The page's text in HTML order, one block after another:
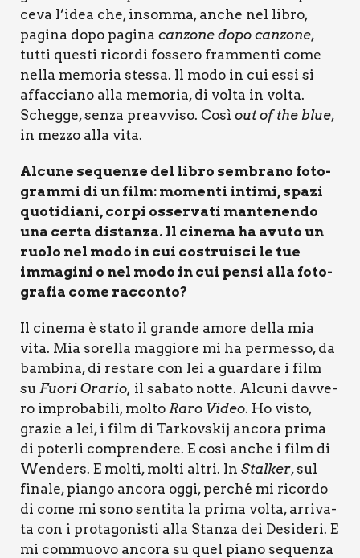
ce­va l’idea che, insom­ma, anche nel libro,
pagi­na dopo pagi­na can­zo­ne dopo can­zo­ne,
tut­ti que­sti ricor­di fos­se­ro fram­men­ti come
nel­la memo­ria stes­sa. Il modo in cui essi si
affac­cia­no alla memo­ria, di vol­ta in vol­ta.
Scheg­ge, sen­za pre­av­vi­so. Così out of the blue,
in mez­zo alla vita.
Alcu­ne sequen­ze del libro sem­bra­no foto­
gram­mi di un film: momen­ti inti­mi, spa­zi
quo­ti­dia­ni, cor­pi osser­va­ti man­te­nen­do
una cer­ta distan­za. Il cine­ma ha avu­to un
ruo­lo nel modo in cui costrui­sci le tue
imma­gi­ni o nel modo in cui pen­si alla foto­
gra­fia come rac­con­to?
Il cine­ma è sta­to il gran­de amo­re del­la mia
vita. Mia sorel­la mag­gio­re mi ha per­mes­so, da
bam­bi­na, di resta­re con lei a guar­da­re i film
su Fuo­ri Ora­rio, il saba­to not­te. Alcu­ni dav­ve­
ro impro­ba­bi­li, mol­to Raro Video. Ho visto,
gra­zie a lei, i film di Tar­ko­v­skij anco­ra pri­ma
di poter­li com­pren­de­re. E così anche i film di
Wen­ders. E mol­ti, mol­ti altri. In Stal­ker, sul
fina­le, pian­go anco­ra oggi, per­ché mi ricor­do
di come mi sono sen­ti­ta la pri­ma vol­ta, arri­va­
ta con i pro­ta­go­ni­sti alla Stan­za dei Desi­de­ri. E
mi com­muo­vo anco­ra su quel pia­no sequen­za